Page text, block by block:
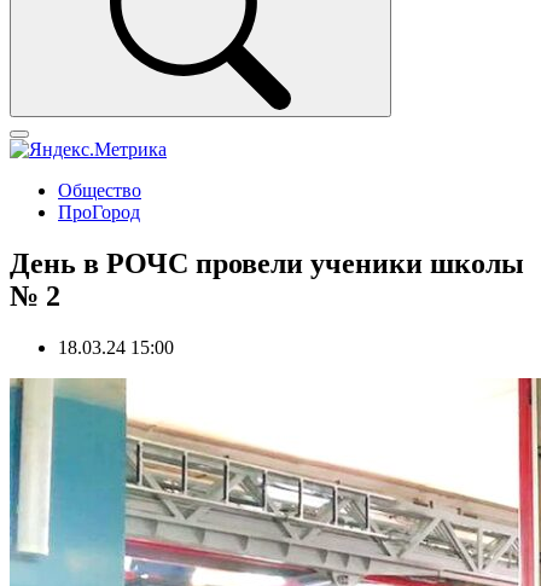
Общество
ПроГород
День в РОЧС провели ученики школы
№ 2
18.03.24 15:00